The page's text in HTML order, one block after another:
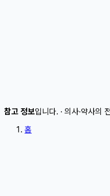
참고 정보입니다. · 의사·약사의
홈